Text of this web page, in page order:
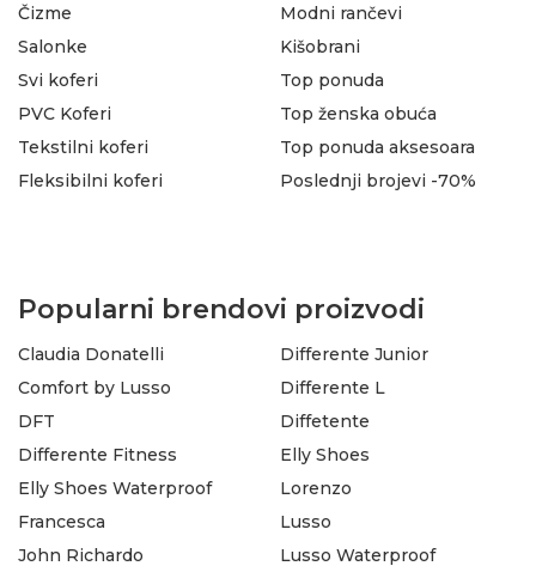
Čizme
Salonke
Modni rančevi
Kišobrani
Svi koferi
PVC Koferi
Tekstilni koferi
Fleksibilni koferi
Top ponuda
Top ženska obuća
Top ponuda aksesoara
Poslednji brojevi -70%
Popularni brendovi proizvodi
Claudia Donatelli
Comfort by Lusso
DFT
Differente Fitness
Differente Junior
Differente L
Diffetente
Elly Shoes
Elly Shoes Waterproof
Francesca
John Richardo
Lorenzo
Lusso
Lusso Waterproof